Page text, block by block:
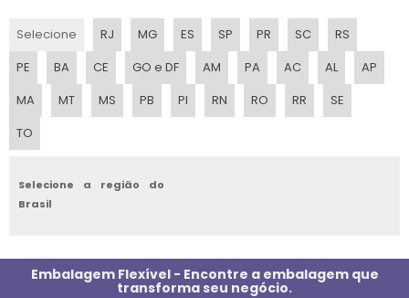
BOBINA EM POLIETILENO
BOBINA POLIPROPILENO
BOBINA CRISTAL
BOBINA DE EMBALAGEM
BOBINA DE PLASTICO PRETO
Selecione RJ MG ES SP PR SC
RS
PE
BA CE GO e DF AM PA AC AL
AP
MA
MT MS PB PI RN RO RR
SE
TO
Selecione a região do
Brasil
Embalagem Flexível - Encontre a embalagem que
transforma seu negócio.